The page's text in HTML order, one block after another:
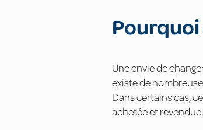
Une envie de
existe de
Dans certains cas,
achetée et